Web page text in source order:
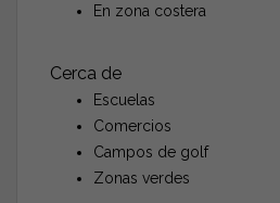
En zona costera
Cerca de
Escuelas
Comercios
Campos de golf
Zonas verdes